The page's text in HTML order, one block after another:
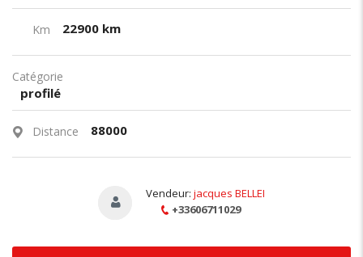
Km 22900 km
Catégorie
profilé
Distance 88000
Vendeur: jacques BELLEI
+33606711029